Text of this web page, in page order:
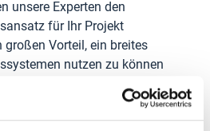
unsere Experten den
für Ihr Projekt
Vorteil, ein breites
nutzen zu können
für spezifische Anforderungen